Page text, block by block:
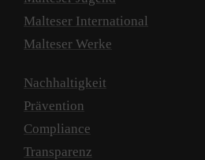
Malteser International
Malteser Werke
Nachhaltigkeit
Prävention
Compliance
Transparenz